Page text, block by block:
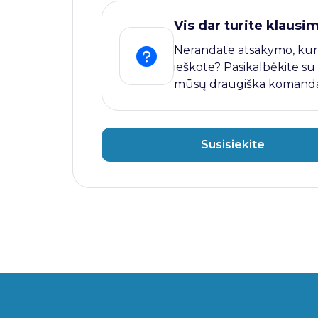
Vis dar turite
Nerandate atsakymo,
ieškote? Pasikalbėkite su
mūsų draugiška
Susisiekite